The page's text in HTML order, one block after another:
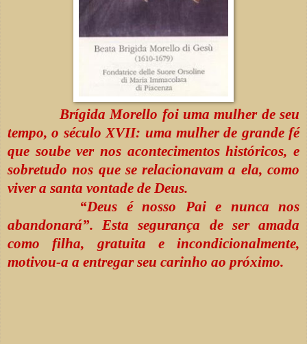
Brígida Morello foi uma mulher de seu
tempo, o século XVII: uma mulher de grande fé
que soube ver nos acontecimentos históricos, e
sobretudo nos que se relacionavam a ela, como
viver a santa vontade de Deus.
“Deus é nosso Pai e nunca nos
abandonará”. Esta segurança de ser amada
como filha, gratuita e incondicionalmente,
motivou-a a entregar seu carinho ao próximo.